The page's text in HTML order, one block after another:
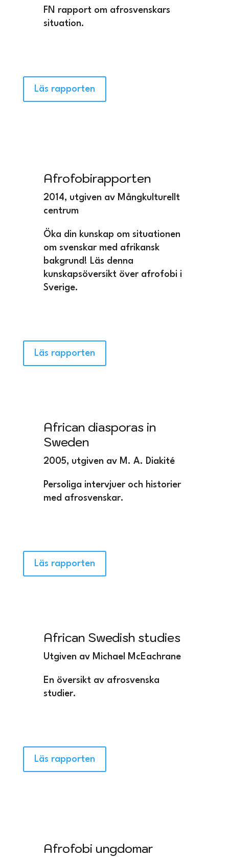
FN rapport om afrosvenskars
situation.
Läs rapporten
Afrofobirapporten
2014, utgiven av Mångkulturellt
centrum
Öka din kunskap om situationen
om svenskar med afrikansk
bakgrund! Läs denna
kunskapsöversikt över afrofobi i
Sverige.
Läs rapporten
African diasporas in
Sweden
2005, utgiven av M. A. Diakité
Persoliga intervjuer och historier
med afrosvenskar.
Läs rapporten
African Swedish studies
Utgiven av Michael McEachrane
En översikt av afrosvenska
studier.
Läs rapporten
Afrofobi ungdomar